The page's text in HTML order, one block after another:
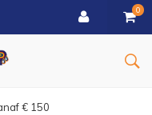
0
€ 150